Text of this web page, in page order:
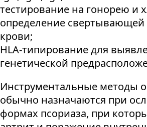
тестирование на гонорею и
определение свертывающей
крови;
HLA-типирование для
генетической
Инструментальные методы
обычно назначаются при
формах псориаза, при